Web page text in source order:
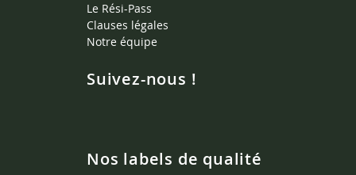
Le Rési-Pass
Clauses légales
Notre équipe
Suivez-nous !
Nos labels de qualité